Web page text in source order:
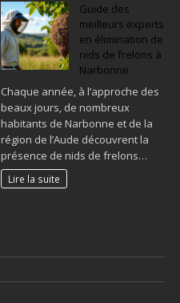
Guide des
meilleurs experts
en élimination de
nids de frelons à
Narbonne
Chaque année, à l’approche des
beaux jours, de nombreux
habitants de Narbonne et de la
région de l’Aude découvrent la
présence de nids de frelons…
Lire la suite